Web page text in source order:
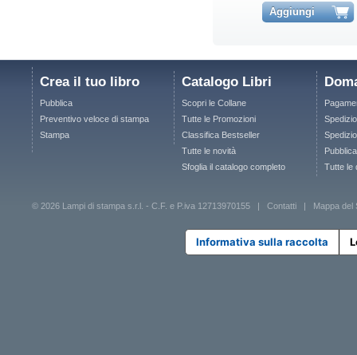
Aggiungi
Crea il tuo libro
Pubblica
Preventivo veloce di stampa
Stampa
Catalogo Libri
Scopri le Collane
Tutte le Promozioni
Classifica Bestseller
Tutte le novità
Sfoglia il catalogo completo
Tutte le
© 2026 Lampi di stampa s.r.l. - C.F. e P.iva 12713970155 | Contatti Mappa del
Informativa sulla raccolta